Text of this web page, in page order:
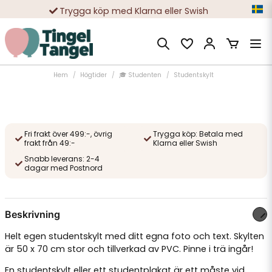
Trygga köp med Klarna eller Swish
10 000-tals nöjda kunder
Hem Högtider 🎓 Studenten Studentskylt
Fri frakt över 499:-, övrig
frakt från 49:-
Trygga köp: Betala med
Klarna eller Swish
Snabb leverans: 2-4
dagar med Postnord
Beskrivning
Helt egen studentskylt med ditt egna foto och text. Skylten
är 50 x 70 cm stor och tillverkad av PVC. Pinne i trä ingår!